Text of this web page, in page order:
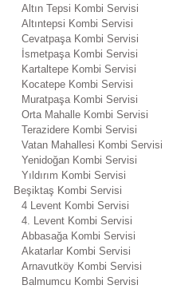
Altın Tepsi Kombi Servisi
Altıntepsi Kombi Servisi
Cevatpaşa Kombi Servisi
İsmetpaşa Kombi Servisi
Kartaltepe Kombi Servisi
Kocatepe Kombi Servisi
Muratpaşa Kombi Servisi
Orta Mahalle Kombi Servisi
Terazidere Kombi Servisi
Vatan Mahallesi Kombi Servisi
Yenidoğan Kombi Servisi
Yıldırım Kombi Servisi
Beşiktaş Kombi Servisi
4 Levent Kombi Servisi
4. Levent Kombi Servisi
Abbasağa Kombi Servisi
Akatarlar Kombi Servisi
Arnavutköy Kombi Servisi
Balmumcu Kombi Servisi